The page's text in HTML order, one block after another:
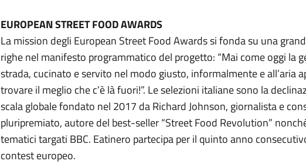
EUROPEAN STREET FOOD AWARDS
La mission degli European Street Food Awards si fonda su una
righe nel manifesto programmatico del progetto: “Mai come oggi la
strada, cucinato e servito nel modo giusto, informalmente e all’aria
trovare il meglio che c’è là fuori!”. Le selezioni italiane sono la
scala globale fondato nel 2017 da Richard Johnson, giornalista e
pluripremiato, autore del best-seller “Street Food Revolution”
tematici targati BBC. Eatinero partecipa per il quinto anno
contest europeo.